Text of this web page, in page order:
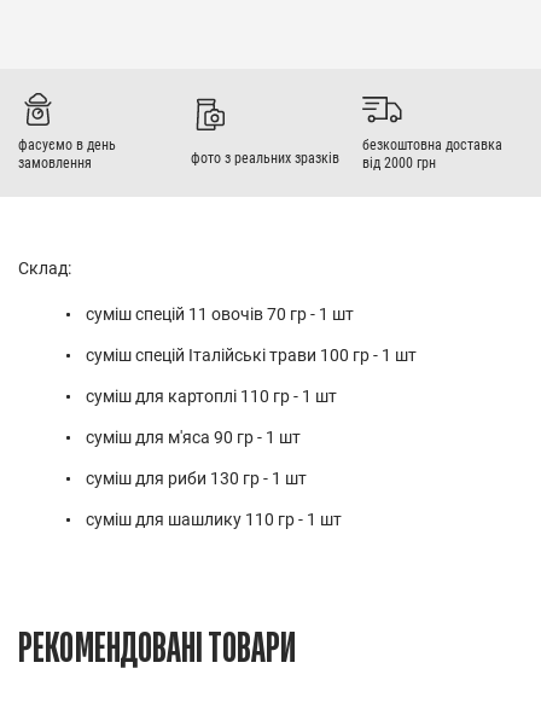
фасуємо в день
замовлення
фото з реальних зразків
безкоштовна доставка
від 2000 грн
Склад:
суміш спецій 11 овочів 70 гр - 1 шт
суміш спецій Італійські трави 100 гр - 1 шт
суміш для картоплі 110 гр - 1 шт
суміш для м'яса 90 гр - 1 шт
суміш для риби 130 гр - 1 шт
суміш для шашлику 110 гр - 1 шт
РЕКОМЕНДОВАНІ ТОВАРИ